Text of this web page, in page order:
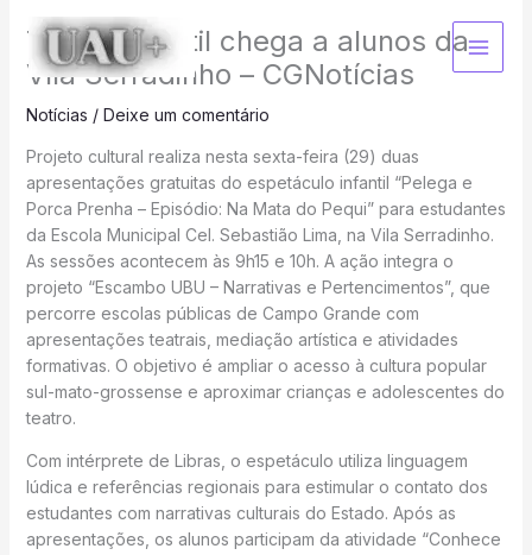
para
conteúdo
Teatro infantil chega a alunos da
Vila Serradinho – CGNotícias
Notícias / Deixe um comentário
Projeto cultural realiza nesta sexta-feira (29) duas
apresentações gratuitas do espetáculo infantil “Pelega e
Porca Prenha – Episódio: Na Mata do Pequi” para estudantes
da Escola Municipal Cel. Sebastião Lima, na Vila Serradinho.
As sessões acontecem às 9h15 e 10h. A ação integra o
projeto “Escambo UBU – Narrativas e Pertencimentos”, que
percorre escolas públicas de Campo Grande com
apresentações teatrais, mediação artística e atividades
formativas. O objetivo é ampliar o acesso à cultura popular
sul-mato-grossense e aproximar crianças e adolescentes do
teatro.
Com intérprete de Libras, o espetáculo utiliza linguagem
lúdica e referências regionais para estimular o contato dos
estudantes com narrativas culturais do Estado. Após as
apresentações, os alunos participam da atividade “Conhece